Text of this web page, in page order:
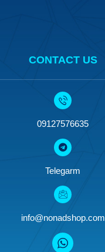
CONTACT US
09127576635
Telegarm
info@nonadshop.com